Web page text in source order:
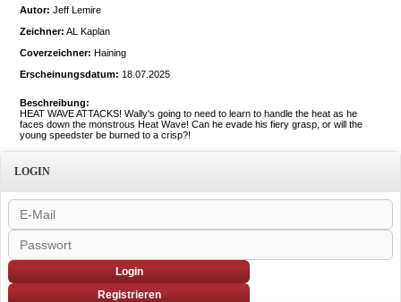
Autor: Jeff Lemire
Zeichner: AL Kaplan
Coverzeichner: Haining
Erscheinungsdatum: 18.07.2025
Beschreibung:
HEAT WAVE ATTACKS! Wally's going to need to learn to handle the heat as he
faces down the monstrous Heat Wave! Can he evade his fiery grasp, or will the
young speedster be burned to a crisp?!
LOGIN
Login
Registrieren